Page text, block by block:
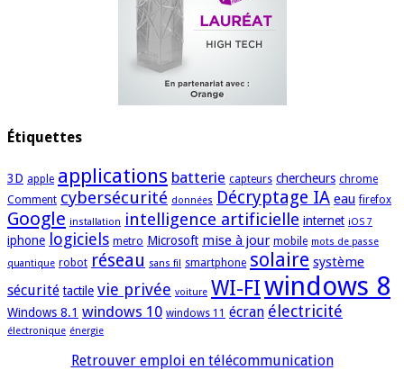
Étiquettes
3D apple applications batterie capteurs chercheurs chrome
Comment cybersécurité données Décryptage IA eau firefox
Google installation intelligence artificielle internet iOS 7
iphone logiciels metro Microsoft mise à jour mobile mots de passe
quantique robot réseau sans fil smartphone solaire système
sécurité tactile vie privée voiture WI-FIwindows 8
Windows 8.1 windows 10 windows 11 écran électricité
électronique énergie
Retrouver emploi en télécommunication